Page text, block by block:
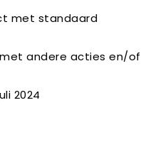
met standaard
andere acties en/of
2024